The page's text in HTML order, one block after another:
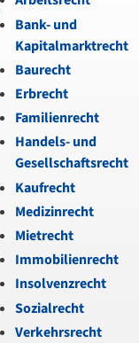
Bank- und
Kapitalmarktrecht
Baurecht
Erbrecht
Familienrecht
Handels- und
Gesellschaftsrecht
Kaufrecht
Medizinrecht
Mietrecht
Immobilienrecht
Insolvenzrecht
Sozialrecht
Verkehrsrecht